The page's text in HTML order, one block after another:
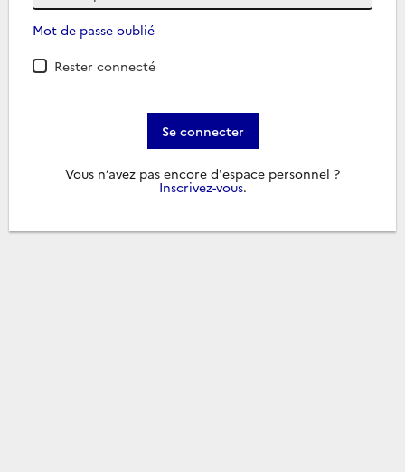
Mot de passe oublié
Rester connecté
Se connecter
Vous n’avez pas encore d'espace personnel ?
Inscrivez-vous.